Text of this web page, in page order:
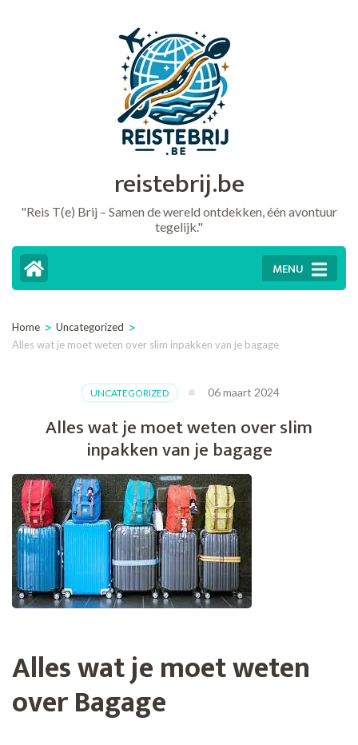
reistebrij.be
"Reis T(e) Brij – Samen de wereld ontdekken, één avontuur
tegelijk."
MENU
Home > Uncategorized >
Alles wat je moet weten over slim inpakken van je bagage
UNCATEGORIZED 06 maart 2024
Alles wat je moet weten over slim
inpakken van je bagage
Alles wat je moet weten
over Bagage